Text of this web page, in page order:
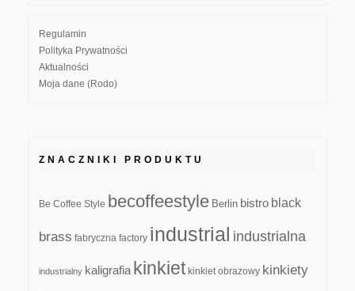
Regulamin
Polityka Prywatności
Aktualności
Moja dane (Rodo)
ZNACZNIKI PRODUKTU
Be Coffee Style becoffeestyle Berlin bistro black
brass fabryczna factory industrial industrialna
industrialny kaligrafia kinkiet kinkiet obrazowy kinkiety